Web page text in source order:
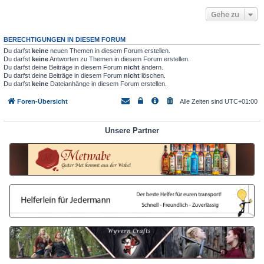
Gehe zu
BERECHTIGUNGEN IN DIESEM FORUM
Du darfst keine neuen Themen in diesem Forum erstellen.
Du darfst keineAntworten zu Themen in diesem Forum erstellen.
Du darfst deine Beiträge in diesem Forum nicht ändern.
Du darfst deine Beiträge in diesem Forum nicht löschen.
Du darfst keine Dateianhänge in diesem Forum erstellen.
Foren-Übersicht Alle Zeiten sind UTC+01:00
Unsere Partner